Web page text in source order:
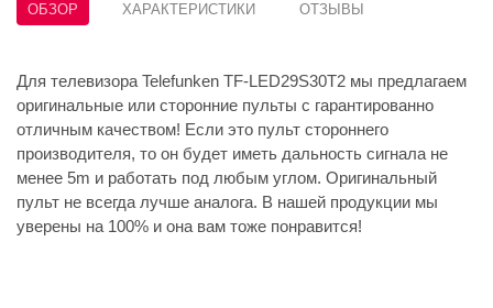
ОБЗОР ХАРАКТЕРИСТИКИ ОТЗЫВЫ
Для телевизора Telefunken TF-LED29S30T2 мы предлагаем
оригинальные или сторонние пульты с гарантированно
отличным качеством! Если это пульт стороннего
производителя, то он будет иметь дальность сигнала не
менее 5m и работать под любым углом. Оригинальный
пульт не всегда лучше аналога. В нашей продукции мы
уверены на 100% и она вам тоже понравится!